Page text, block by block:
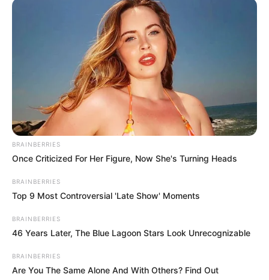
TAGS
ΧΑΛΚΙΔΑ ΝΕΑ
BRAINBERRIES
Once Criticized For Her Figure, Now She's Turning Heads
BRAINBERRIES
Top 9 Most Controversial 'Late Show' Moments
BRAINBERRIES
46 Years Later, The Blue Lagoon Stars Look Unrecognizable
BRAINBERRIES
Are You The Same Alone And With Others? Find Out